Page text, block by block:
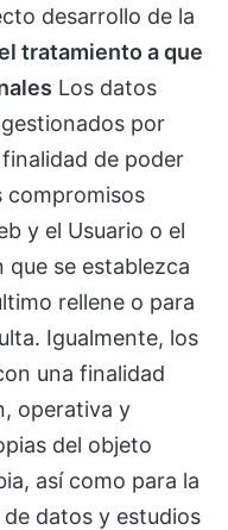
desarrollo de la
tratamiento a que
Los datos
por
de poder
compromisos
y el Usuario o el
se establezca
rellene o para
Igualmente, los
una finalidad
operativa y
del objeto
así como para la
datos y estudios